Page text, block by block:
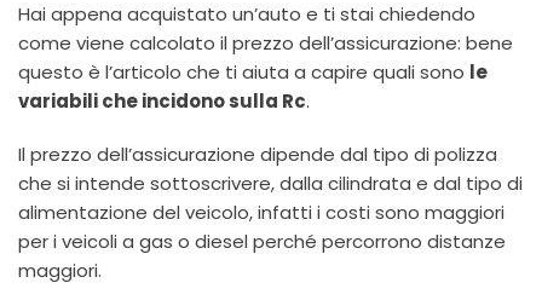
Hai appena acquistato un’auto e ti stai chiedendo
come viene calcolato il prezzo dell’assicurazione: bene
questo è l’articolo che ti aiuta a capire quali sono le
variabili che incidono sulla Rc.
Il prezzo dell’assicurazione dipende dal tipo di polizza
che si intende sottoscrivere, dalla cilindrata e dal tipo di
alimentazione del veicolo, infatti i costi sono maggiori
per i veicoli a gas o diesel perché percorrono distanze
maggiori.